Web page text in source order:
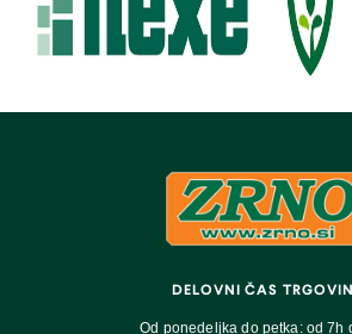
DELOVNI ČAS
Od ponedeljka do petka: od 7h